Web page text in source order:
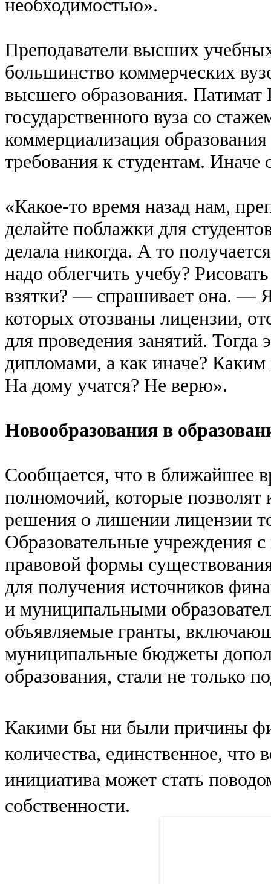
необходимостью».
Преподаватели высших
большинство коммерческих
высшего образования. Патимат
государственного вуза со
коммерциализация
требования к студентам. Иначе
«Какое-то время назад нам,
делайте поблажки для
делала никогда. А то
надо облегчить учебу?
взятки? — спрашивает она. — Я
которых отозваны лицензии,
для проведения занятий. Тогда
дипломами, а как иначе?
На дому учатся? Не верю».
Новообразования в
Сообщается, что в ближайшее
полномочий, которые позволят
решения о лишении лицензии
Образовательные учреждения
правовой формы
для получения источников
и муниципальными
объявляемые гранты,
муниципальные бюджеты
образования, стали не только
Какими бы ни были причины
количества, единственное, что
инициатива может стать
собственности.